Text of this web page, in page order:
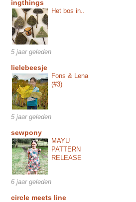
ingthings
Het bos in..
5 jaar geleden
lielebeesje
Fons & Lena
(#3)
5 jaar geleden
sewpony
MAYU
PATTERN
RELEASE
6 jaar geleden
circle meets line